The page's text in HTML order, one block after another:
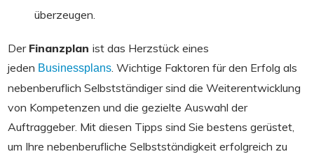
überzeugen.
Der Finanzplan ist das Herzstück eines
jeden Businessplans. Wichtige Faktoren für den Erfolg als
nebenberuflich Selbstständiger sind die Weiterentwicklung
von Kompetenzen und die gezielte Auswahl der
Auftraggeber. Mit diesen Tipps sind Sie bestens gerüstet,
um Ihre nebenberufliche Selbstständigkeit erfolgreich zu